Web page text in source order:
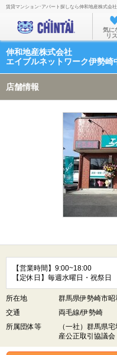
気に
リ
伸和地産株式会社
エイブルネットワーク伊勢崎
店舗情報
【営業時間】9:00~18:00
【定休日】毎週水曜日・祝祭日
所在地
群馬県伊勢崎市昭
交通
両毛線/伊勢崎
所属団体等
（一社）群馬県
産公正取引協議会